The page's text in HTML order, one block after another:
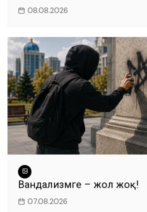
08.08.2026
Вандализмге – жол жоқ!
07.08.2026